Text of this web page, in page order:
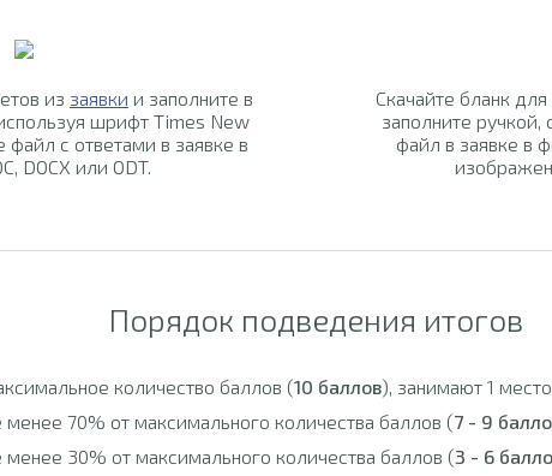
из заявки и заполните в
шрифт Times New
файл с ответами в заявке в
DOCX или ODT.
Скачайте бланк для
заполните ручкой,
файл в заявке в
Порядок подведения итогов
количество баллов (10 баллов), занимают 1
70% от максимального количества баллов (7 - 9
менее 30% от максимального количества баллов (3 - 6